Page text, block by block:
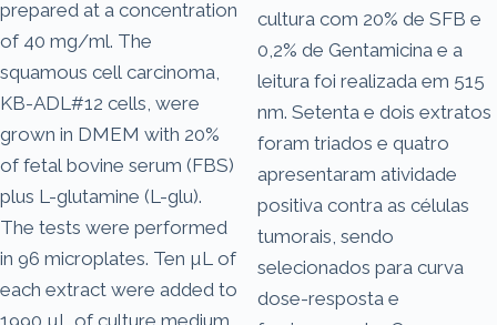
prepared at a concentration
of 40 mg/ml. The
squamous cell carcinoma,
KB-ADL#12 cells, were
grown in DMEM with 20%
of fetal bovine serum (FBS)
plus L-glutamine (L-glu).
The tests were performed
in 96 microplates. Ten µL of
each extract were added to
1990 µL of culture medium
cultura com 20% de SFB e
0,2% de Gentamicina e a
leitura foi realizada em 515
nm. Setenta e dois extratos
foram triados e quatro
apresentaram atividade
positiva contra as células
tumorais, sendo
selecionados para curva
dose-resposta e